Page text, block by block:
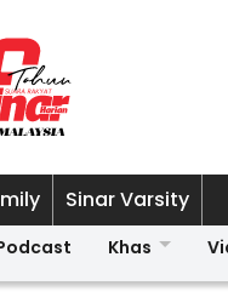
Sinar Varsity
Khas